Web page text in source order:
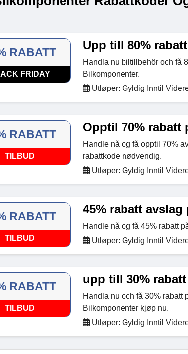
RABATT
FRIDAY
Upp till 80%
Handla nu biltillbehör och få
Bilkomponenter.
Utløper: Gyldig Inntil
RABATT
TILBUD
Opptil 70% rabatt
Handle nå og få opptil 70%
rabattkode nødvendig.
Utløper: Gyldig Inntil
RABATT
TILBUD
45% rabatt avslag
Handle nå og få 45% rabatt
Utløper: Gyldig Inntil
RABATT
TILBUD
upp till 30%
Handla nu och få 30% rabatt
Bilkomponenter kjøp nu.
Utløper: Gyldig Inntil